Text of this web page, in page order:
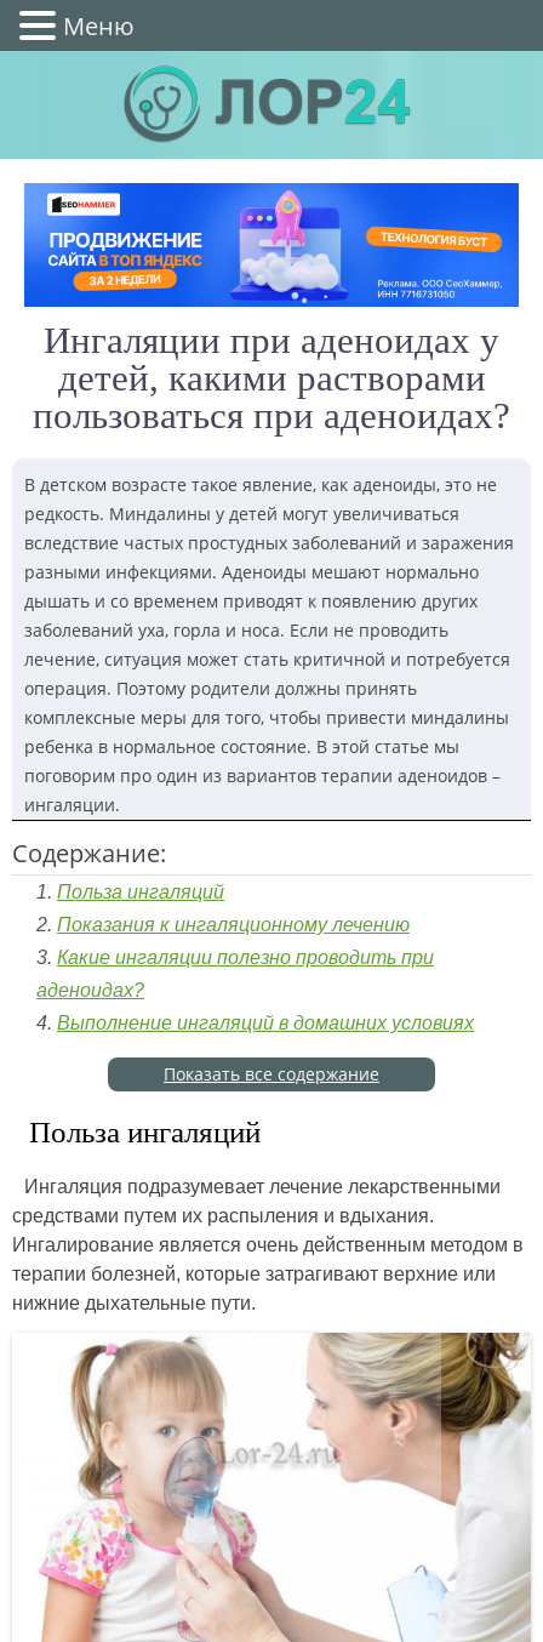
Ингаляции при аденоидах у
детей, какими растворами
пользоваться при аденоидах?
В детском возрасте такое явление, как аденоиды, это не
редкость. Миндалины у детей могут увеличиваться
вследствие частых простудных заболеваний и заражения
разными инфекциями. Аденоиды мешают нормально
дышать и со временем приводят к появлению других
заболеваний уха, горла и носа. Если не проводить
лечение, ситуация может стать критичной и потребуется
операция. Поэтому родители должны принять
комплексные меры для того, чтобы привести миндалины
ребенка в нормальное состояние. В этой статье мы
поговорим про один из вариантов терапии аденоидов –
ингаляции.
Содержание:
Польза ингаляций
Показания к ингаляционному лечению
Какие ингаляции полезно проводить при
аденоидах?
Выполнение ингаляций в домашних условиях
Показать все содержание
Польза ингаляций
Ингаляция подразумевает лечение лекарственными
средствами путем их распыления и вдыхания.
Ингалирование является очень действенным методом в
терапии болезней, которые затрагивают верхние или
нижние дыхательные пути.
Меню